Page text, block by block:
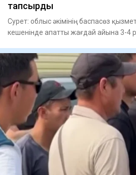
тапсырды
Сурет: облыс әкімінің баспасөз
кешенінде апатты жағдай айына 3-4